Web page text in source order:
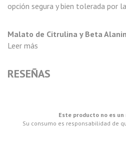
opción segura y bien tolerada por
Malato de Citrulina y Beta
Leer más
RESEÑAS
Este producto no es un
Su consumo es responsabilidad de